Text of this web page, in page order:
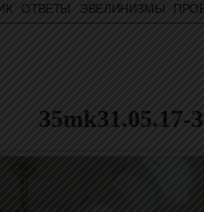
ОТВЕТЫ ЭВЕЛИНИЗМЫ
35mk31.05.17-